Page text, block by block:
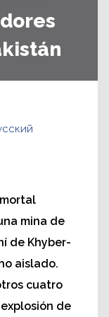
mina de
de Khyber-
aislado.
cuatro
de